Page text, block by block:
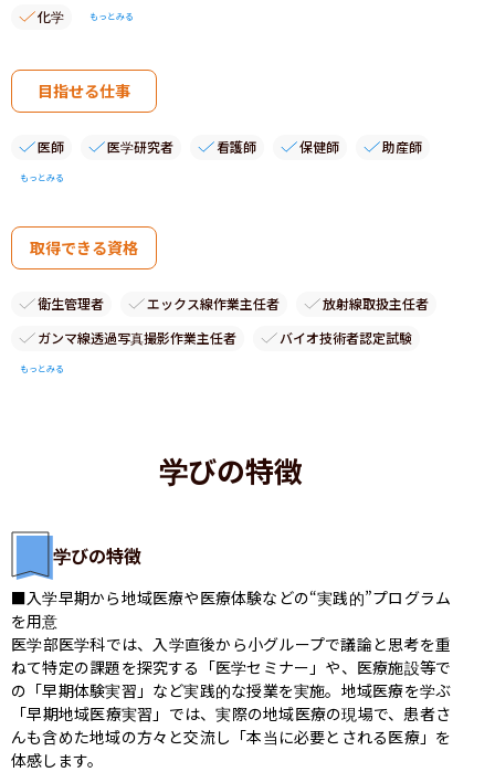
化学
もっとみる
目指せる仕事
医師 医学研究者 看護師 保健師 助産師
もっとみる
取得できる資格
衛生管理者 エックス線作業主任者
放射線取扱主任者
ガンマ線透過写真撮影作業主任者
バイオ技術者認定試験
もっとみる
学びの特徴
学びの特徴
■入学早期から地域医療や医療体験などの“実践的”プログラム
を用意
医学部医学科では、入学直後から小グループで議論と思考を重
ねて特定の課題を探究する「医学セミナー」や、医療施設等で
の「早期体験実習」など実践的な授業を実施。地域医療を学ぶ
「早期地域医療実習」では、実際の地域医療の現場で、患者さ
んも含めた地域の方々と交流し「本当に必要とされる医療」を
体感します。